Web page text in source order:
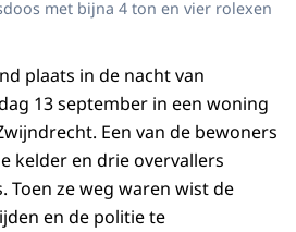
met bijna 4 ton en vier rolexen
plaats in de nacht van
13 september in een woning
Een van de bewoners
kelder en drie overvallers
Toen ze weg waren wist de
en de politie te